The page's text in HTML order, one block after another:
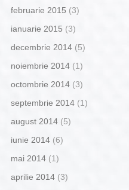
februarie 2015 (3)
ianuarie 2015 (3)
decembrie 2014(5)
noiembrie 2014(1)
octombrie 2014(3)
septembrie 2014(1)
august 2014(5)
iunie 2014(6)
mai 2014(1)
aprilie 2014(3)